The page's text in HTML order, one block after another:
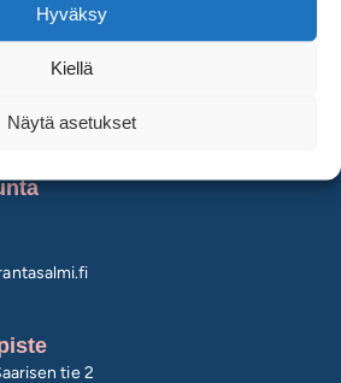
Hyväksy
Kiellä
Näytä asetukset
tie 2